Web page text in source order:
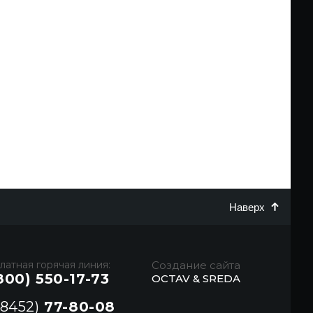
Наверх
горячая линия:
550-17-73
77-80-08
Создание сайта
OCTAV & SREDA